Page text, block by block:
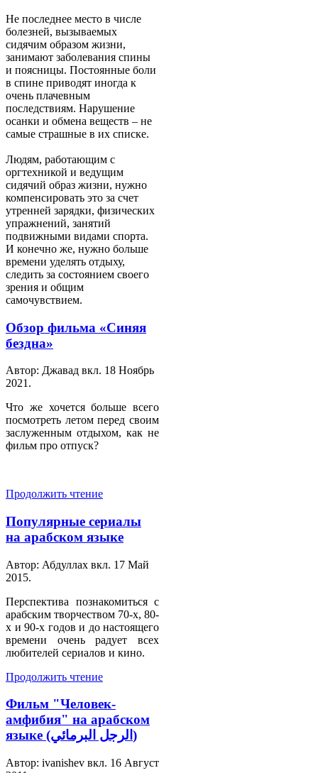
Не последнее место в числе
болезней, вызываемых
сидячим образом жизни,
занимают заболевания спины
и поясницы. Постоянные боли
в спине приводят иногда к
очень плачевным
последствиям. Нарушение
осанки и обмена веществ – не
самые страшные в их списке.
Людям, работающим с
оргтехникой и ведущим
сидячий образ жизни, нужно
компенсировать это за счет
утренней зарядки, физических
упражнений, занятий
подвижными видами спорта.
И конечно же, нужно больше
времени уделять отдыху,
следить за состоянием своего
зрения и общим
самочувствием.
Обзор фильма «Синяя
бездна»
Автор: Джавад вкл. 18 Ноябрь
2021 .
Что же хочется больше всего
посмотреть летом перед своим
заслуженным отдыхом, как не
фильм про отпуск?
Продолжить чтение
Популярные сериалы
на арабском языке
Автор: Абдуллах вкл. 17 Май
2015.
Перспектива познакомиться с
арабским творчеством 70-х, 80-
х и 90-х годов и до настоящего
времени очень радует всех
любителей сериалов и кино.
Продолжить чтение
Фильм "Человек-
амфибия" на арабском
языке (الرجل البرمائي)
Автор: ivanishev вкл. 16 Август